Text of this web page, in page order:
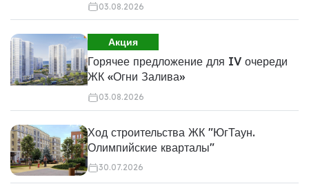
03.08.2026
Акция
Горячее предложение для IV очереди
ЖК «Огни Залива»
03.08.2026
Ход строительства ЖК "ЮгТаун.
Олимпийские кварталы"
30.07.2026